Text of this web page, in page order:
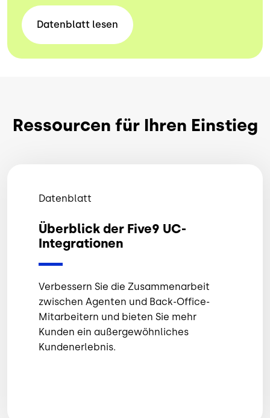
Datenblatt lesen
Ressourcen für Ihren Einstieg
Datenblatt
Überblick der Five9 UC-
Integrationen
Verbessern Sie die Zusammenarbeit
zwischen Agenten und Back-Office-
Mitarbeitern und bieten Sie mehr
Kunden ein außergewöhnliches
Kundenerlebnis.